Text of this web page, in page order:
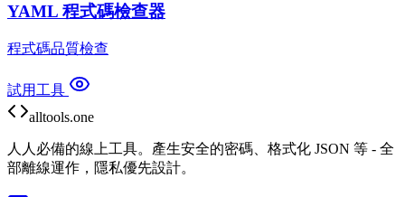
YAML 程式碼檢查器
程式碼品質檢查
試用工具
alltools.one
人人必備的線上工具。產生安全的密碼、格式化 JSON 等 - 全
部離線運作，隱私優先設計。